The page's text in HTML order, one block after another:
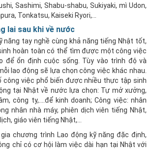
Sashimi, Shabu-shabu, Sukiyaki, mì Udon,
Tonkatsu, Kaiseki Ryori,…
lai sau khi về nước
năng tay nghề cùng khả năng tiếng Nhật tốt,
hoàn toàn có thể tìm được một công việc
để ổn định cuộc sống. Tùy vào trình độ và
lao động sẽ lựa chọn công việc khác nhau.
công việc phổ biến được nhiều thực tập sinh
tại Nhật về nước lựa chọn: Tự mở xưởng,
công ty,….để kinh doanh; Công việc: nhân
nhân nhà máy, phiên dịch viên tiếng Nhật,
giáo viên tiếng Nhật,…
chương trình Lao động kỹ năng đặc định,
chỉ có cơ hội làm việc dài hạn tại Nhật với